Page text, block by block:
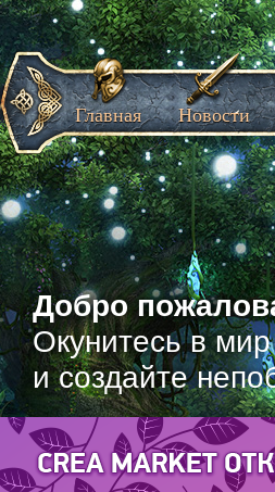
Добро
Окунитесь в
и создайте
Главная Новости